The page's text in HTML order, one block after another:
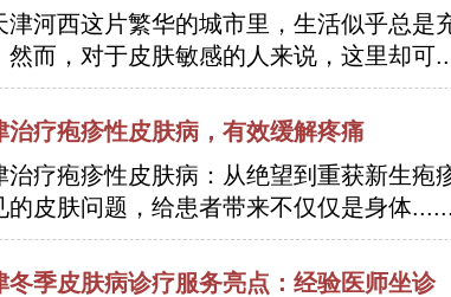
津河西这片繁华的城市里，生活似乎总是
然而，对于皮肤敏感的人来说，这里却可
治疗疱疹性皮肤病，有效缓解疼痛
治疗疱疹性皮肤病：从绝望到重获新生疱
的皮肤问题，给患者带来不仅仅是身体......
冬季皮肤病诊疗服务亮点：经验医师坐诊